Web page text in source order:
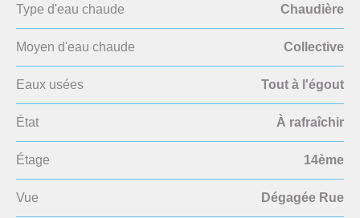
Type d'eau chaude Chaudière
Moyen d'eau chaude Collective
Eaux usées Tout à l'égout
État À rafraîchir
Étage 14ème
Vue Dégagée Rue